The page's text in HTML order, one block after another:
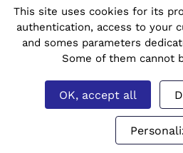
Contacts commerciaux
Catalogue interactif
Voir tous les services
This site uses cookies for its
authentication, access to your
and somes parameters
Some of them cannot
OK, accept all